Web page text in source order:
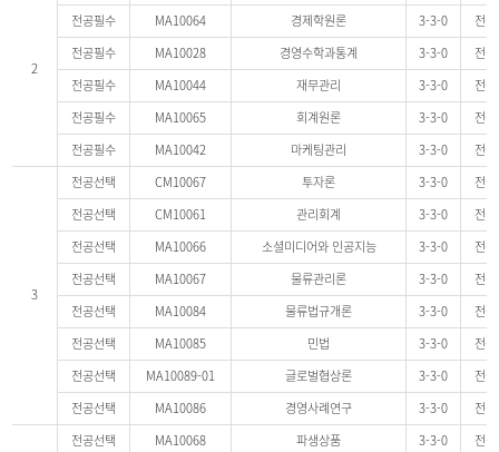
2
전공필수
MA10064 경제학원론 3-3-0
전
전공필수
MA10028 경영수학과통계 3-3-0
전
전공필수
MA10044 재무관리 3-3-0
전
전공필수
MA10065 회계원론 3-3-0
전
전공필수
MA10042 마케팅관리 3-3-0 전
3
전공선택 CM10067 투자론 3-3-0
전
전공선택
CM10061 관리회계 3-3-0
전
전공선택
MA10066 소셜미디어와 인공지능 3-3-0
전
전공선택
MA10067 물류관리론 3-3-0
전
전공선택
MA10084 물류법규개론 3-3-0
전
전공선택
MA10085 민법 3-3-0
전
전공선택
MA10089-01 글로벌협상론 3-3-0
전
전공선택
MA10086 경영사례연구 3-3-0 전
전공선택 MA10068 파생상품 3-3-0
전